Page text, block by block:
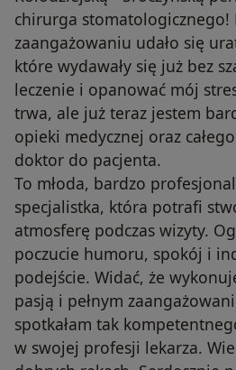
chirurga stomatologicznego!
zaangażowaniu udało się
które wydawały się już bez
leczenie i opanować mój
trwa, ale już teraz jestem
opieki medycznej oraz
doktor do pacjenta.
To młoda, bardzo
specjalistka, która potrafi
atmosferę podczas wizyty.
poczucie humoru, spokój i
podejście. Widać, że
pasją i pełnym
spotkałam tak
w swojej profesji lekarza.